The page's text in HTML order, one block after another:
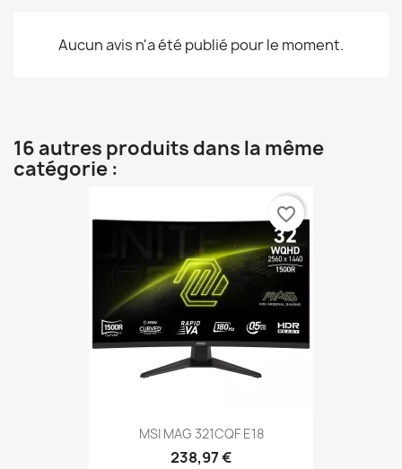
Aucun avis n'a été publié pour le moment.
16 autres produits dans la même
catégorie :
MSI MAG 321CQF E18
238,97 €
favorite_border